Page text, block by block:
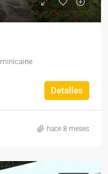
Detalles
hace 8 meses